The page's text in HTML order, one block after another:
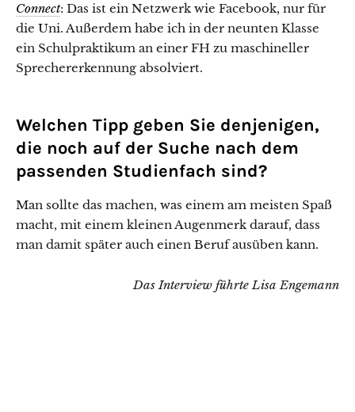
Connect: Das ist ein Netzwerk wie Facebook, nur für
die Uni. Außerdem habe ich in der neunten Klasse
ein Schulpraktikum an einer FH zu maschineller
Sprechererkennung absolviert.
Welchen Tipp geben Sie denjenigen,
die noch auf der Suche nach dem
passenden Studienfach sind?
Man sollte das machen, was einem am meisten Spaß
macht, mit einem kleinen Augenmerk darauf, dass
man damit später auch einen Beruf ausüben kann.
Das Interview führte Lisa Engemann